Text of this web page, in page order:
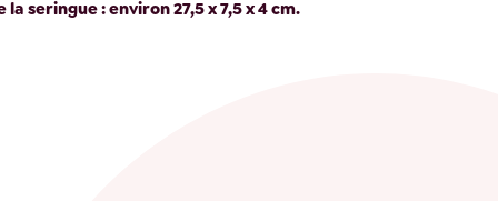
seringue : environ 27,5 x 7,5 x 4 cm.